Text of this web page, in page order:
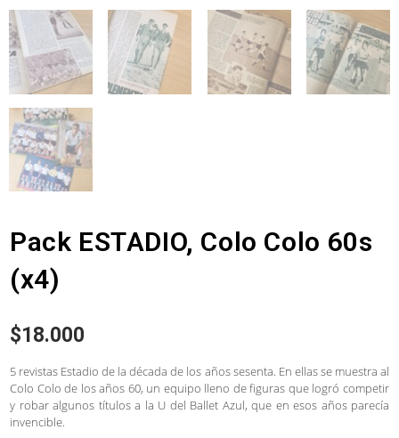
Pack ESTADIO, Colo Colo 60s
(x4)
$18.000
5 revistas Estadio de la década de los años sesenta. En ellas se muestra al
Colo Colo de los años 60, un equipo lleno de figuras que logró competir
y robar algunos títulos a la U del Ballet Azul, que en esos años parecía
invencible.